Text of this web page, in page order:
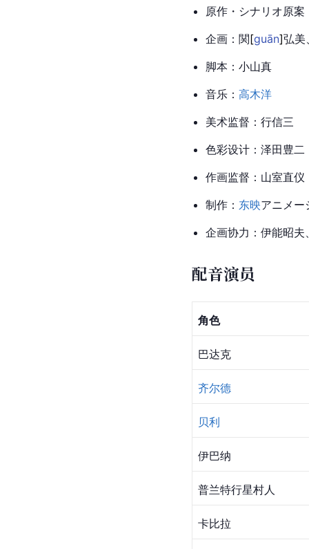
原作・シナリオ原案
企画： 関[guān]弘美
脚本：小山真
音乐： 高木洋
美术监督：行信三
色彩设计：泽田豊二
作画监督：山室直仪
制作： 东映アニメー
企画协力：伊能昭
配音演员
角色
巴达克
齐尔德
贝利
伊巴纳
普兰特行星村人
卡比拉